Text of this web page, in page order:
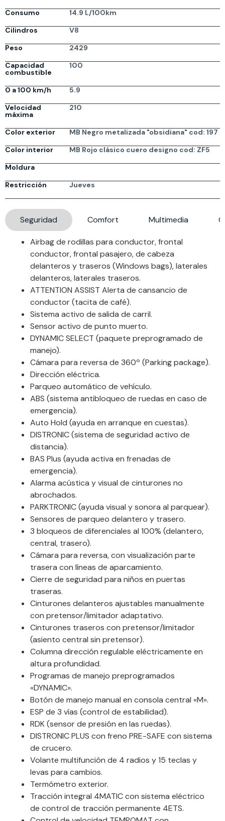
Consumo
14.9 L/100km
Cilindros
V8
Peso
2429
Capacidad
combustible
100
0 a 100 km/h
5.9
Velocidad
máxima
210
Color exterior
MB Negro metalizada "obsidiana" cod: 197
Color interior
MB Rojo clásico cuero designo cod: ZF5
Moldura
Restricción
Jueves
Seguridad Comfort Multimedia
Airbag de rodillas para conductor, frontal
conductor, frontal pasajero, de cabeza
delanteros y traseros (Windows bags), laterales
delanteros, laterales traseros.
ATTENTION ASSIST Alerta de cansancio de
conductor (tacita de café).
Sistema activo de salida de carril.
Sensor activo de punto muerto.
DYNAMIC SELECT (paquete preprogramado de
manejo).
Cámara para reversa de 360º (Parking package).
Dirección eléctrica.
Parqueo automático de vehículo.
ABS (sistema antibloqueo de ruedas en caso de
emergencia).
Auto Hold (ayuda en arranque en cuestas).
DISTRONIC (sistema de seguridad activo de
distancia).
BAS Plus (ayuda activa en frenadas de
emergencia).
Alarma acústica y visual de cinturones no
abrochados.
PARKTRONIC (ayuda visual y sonora al parquear).
Sensores de parqueo delantero y trasero.
3 bloqueos de diferenciales al 100% (delantero,
central, trasero).
Cámara para reversa, con visualización parte
trasera con líneas de aparcamiento.
Cierre de seguridad para niños en puertas
traseras.
Cinturones delanteros ajustables manualmente
con pretensor/limitador adaptativo.
Cinturones traseros con pretensor/limitador
(asiento central sin pretensor).
Columna dirección regulable eléctricamente en
altura profundidad.
Programas de manejo preprogramados
«DYNAMIC».
Botón de manejo manual en consola central «M».
ESP de 3 vías (control de estabilidad).
RDK (sensor de presión en las ruedas).
DISTRONIC PLUS con freno PRE-SAFE con sistema
de crucero.
Volante multifunción de 4 radios y 15 teclas y
levas para cambios.
Termómetro exterior.
Tracción integral 4MATIC con sistema eléctrico
de control de tracción permanente 4ETS.